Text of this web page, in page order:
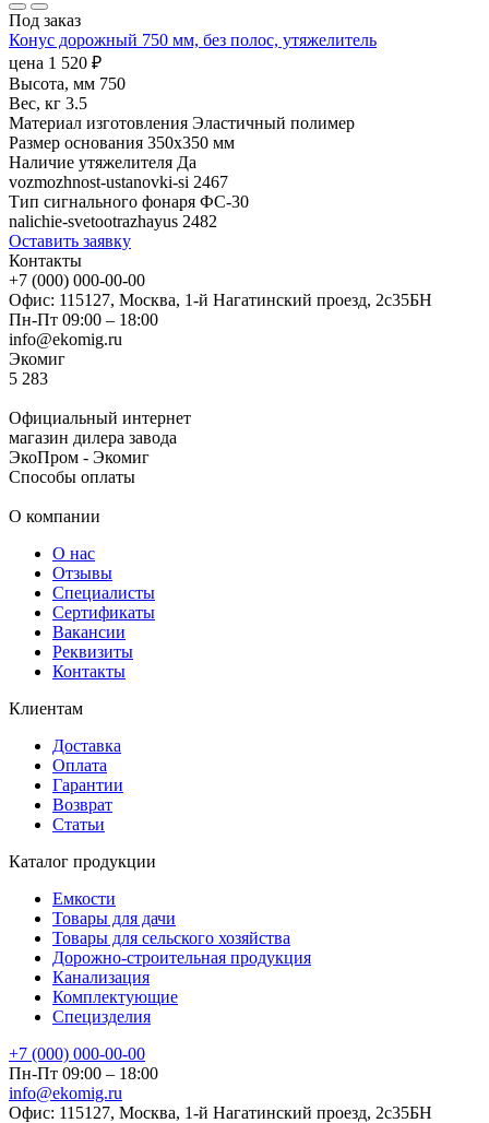
Под заказ
Конус дорожный 750 мм, без полос, утяжелитель
цена 1 520 ₽
Высота, мм 750
Вес, кг 3.5
Материал изготовления Эластичный полимер
Размер основания 350х350 мм
Наличие утяжелителя Да
vozmozhnost-ustanovki-si 2467
Тип сигнального фонаря ФС-30
nalichie-svetootrazhayus 2482
Оставить заявку
Контакты
+7 (000) 000-00-00
Офис: 115127, Москва, 1-й Нагатинский проезд, 2с35БН
Пн-Пт 09:00 – 18:00
info@ekomig.ru
Экомиг
5 283
Официальный интернет
магазин дилера завода
ЭкоПром - Экомиг
Способы оплаты
О компании
О нас
Отзывы
Специалисты
Сертификаты
Вакансии
Реквизиты
Контакты
Клиентам
Доставка
Оплата
Гарантии
Возврат
Статьи
Каталог продукции
Емкости
Товары для дачи
Товары для сельского хозяйства
Дорожно-строительная продукция
Канализация
Комплектующие
Специзделия
+7 (000) 000-00-00
Пн-Пт 09:00 – 18:00
info@ekomig.ru
Офис: 115127, Москва, 1-й Нагатинский проезд, 2с35БН